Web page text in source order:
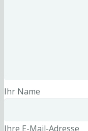
Ihr Name
Ihre E-Mail-Adresse